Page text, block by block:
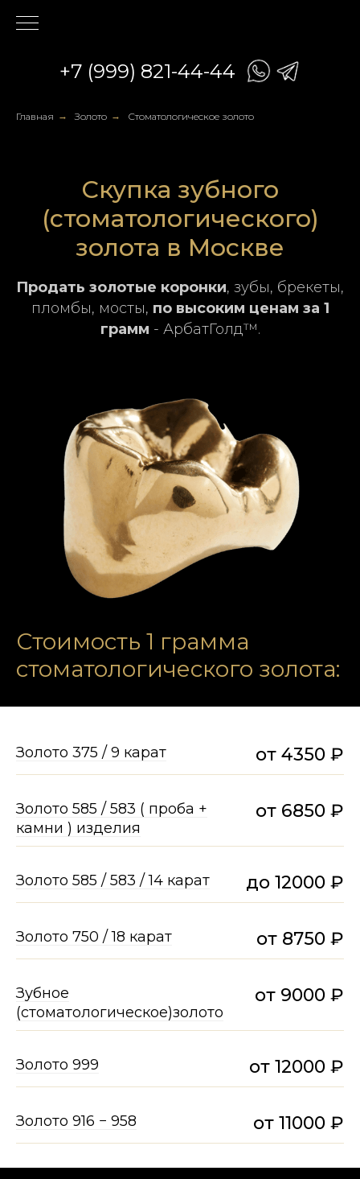
+7 (999) 821-44-44
Главная → Золото → Стоматологическое золото
Скупка зубного
(стоматологического)
золота в Москве
Продать золотые коронки, зубы, брекеты,
пломбы, мосты, по высоким ценам за 1
грамм - АрбатГолд™.
Стоимость 1 грамма
стоматологического золота:
Золото 375 / 9 карат от 4350 ₽
Золото 585 / 583 ( проба +
камни ) изделия
от 6850 ₽
Золото 585 / 583 / 14 карат до 12000 ₽
Золото 750 / 18 карат от 8750 ₽
Зубное
(стоматологическое)золото
от 9000 ₽
Золото 999 от 12000 ₽
Золото 916 − 958 от 11000 ₽